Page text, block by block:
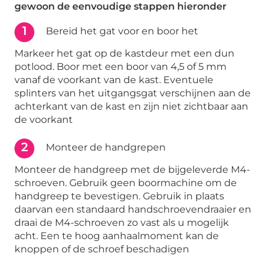
gewoon de eenvoudige stappen hieronder
1
Bereid het gat voor en boor het
Markeer het gat op de kastdeur met een dun
potlood. Boor met een boor van 4,5 of 5 mm
vanaf de voorkant van de kast. Eventuele
splinters van het uitgangsgat verschijnen aan de
achterkant van de kast en zijn niet zichtbaar aan
de voorkant
2
Monteer de handgrepen
Monteer de handgreep met de bijgeleverde M4-
schroeven. Gebruik geen boormachine om de
handgreep te bevestigen. Gebruik in plaats
daarvan een standaard handschroevendraaier en
draai de M4-schroeven zo vast als u mogelijk
acht. Een te hoog aanhaalmoment kan de
knoppen of de schroef beschadigen